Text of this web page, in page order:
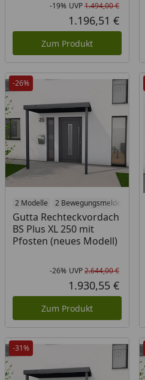
-19% UVP1.494,00 €
1.196,51 €
Zum Produkt
-26%
2 Modelle 2 Bewegungsmelder
Gutta Rechteckvordach
BS Plus XL 250 mit
Pfosten (neues Modell)
-26% UVP2.644,00 €
1.930,55 €
Zum Produkt
-31%